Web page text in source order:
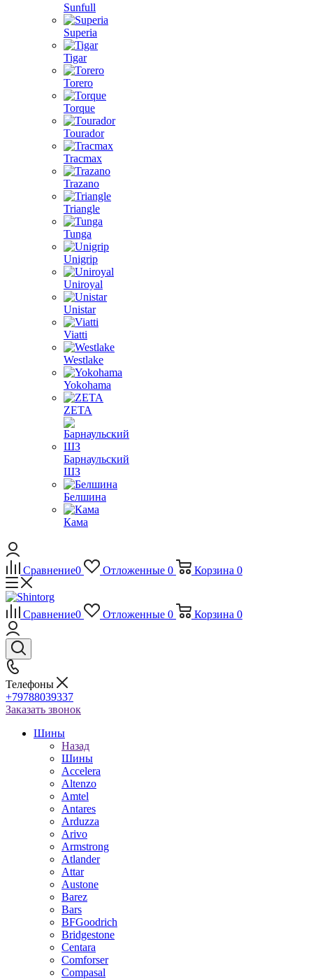
Sunfull
Superia
Tigar
Torero
Torque
Tourador
Tracmax
Trazano
Triangle
Tunga
Unigrip
Uniroyal
Unistar
Viatti
Westlake
Yokohama
ZETA
Барнаульский
ШЗ
Белшина
Кама
Сравнение0 Отложенные 0 Корзина 0
Сравнение0 Отложенные 0 Корзина 0
Телефоны
+79788039337
Заказать звонок
Шины
Назад
Шины
Accelera
Altenzo
Amtel
Antares
Arduzza
Arivo
Armstrong
Atlander
Attar
Austone
Barez
Bars
BFGoodrich
Bridgestone
Centara
Comforser
Compasal